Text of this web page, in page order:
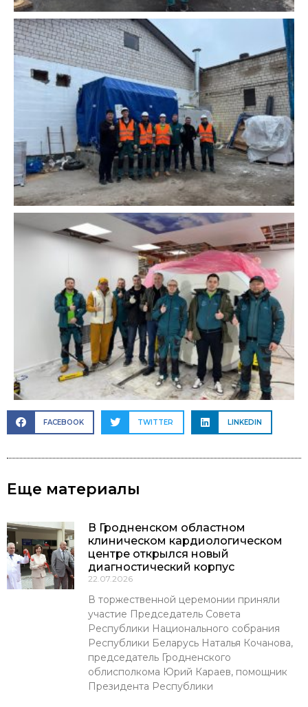
FACEBOOK TWITTER LINKEDIN
Еще материалы
В Гродненском областном
клиническом кардиологическом
центре открылся новый
диагностический корпус
22.07.2026
В торжественной церемонии приняли
участие Председатель Совета
Республики Национального собрания
Республики Беларусь Наталья Кочанова,
председатель Гродненского
облисполкома Юрий Караев, помощник
Президента Республики